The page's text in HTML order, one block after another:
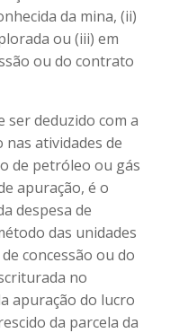
da mina, (ii)
ou (iii) em
ou do contrato
ser deduzido com a
atividades de
de petróleo ou gás
apuração, é o
despesa de
das unidades
concessão ou do
no
apuração do lucro
da parcela da